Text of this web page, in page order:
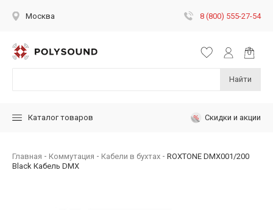
Москва 8 (800) 555-27-54
Найти
Каталог товаров Скидки и акции
Главная Коммутация Кабели в бухтах
ROXTONE DMX001/200
Black Кабель DMX